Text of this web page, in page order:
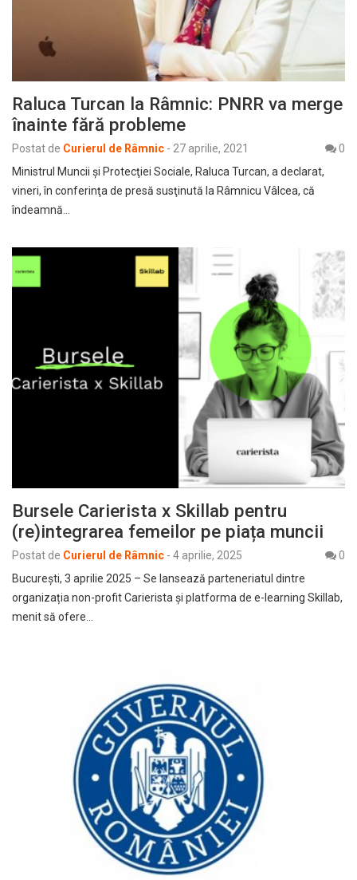
Raluca Turcan la Râmnic: PNRR va merge
înainte fără probleme
Postat de Curierul de Râmnic - 27 aprilie, 2021
0
Ministrul Muncii şi Protecţiei Sociale, Raluca Turcan, a declarat,
vineri, în conferinţa de presă susţinută la Râmnicu Vâlcea, că
îndeamnă…
Bursele Carierista x Skillab pentru
(re)integrarea femeilor pe piața muncii
Postat de Curierul de Râmnic - 4 aprilie, 2025
0
București, 3 aprilie 2025 – Se lansează parteneriatul dintre
organizația non-profit Carierista și platforma de e-learning Skillab,
menit să ofere…